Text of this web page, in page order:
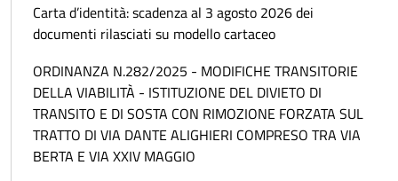
Carta d’identità: scadenza al 3 agosto 2026 dei
documenti rilasciati su modello cartaceo
ORDINANZA N.282/2025 - MODIFICHE TRANSITORIE
DELLA VIABILITÀ - ISTITUZIONE DEL DIVIETO DI
TRANSITO E DI SOSTA CON RIMOZIONE FORZATA SUL
TRATTO DI VIA DANTE ALIGHIERI COMPRESO TRA VIA
BERTA E VIA XXIV MAGGIO